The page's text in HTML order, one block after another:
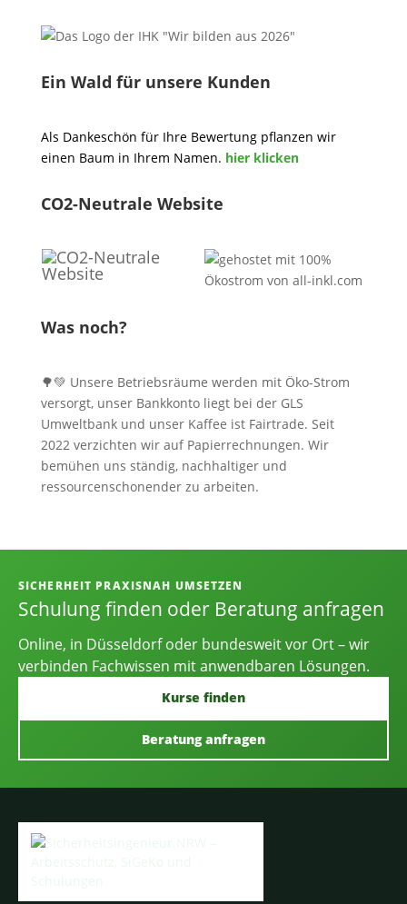
Ein Wald für unsere Kunden
Als Dankeschön für Ihre Bewertung pflanzen wir
einen Baum in Ihrem Namen. hier klicken
CO2-Neutrale Website
Was noch?
🌳💚 Unsere Betriebsräume werden mit Öko-Strom
versorgt, unser Bankkonto liegt bei der GLS
Umweltbank und unser Kaffee ist Fairtrade. Seit
2022 verzichten wir auf Papierrechnungen. Wir
bemühen uns ständig, nachhaltiger und
ressourcenschonender zu arbeiten.
Informationen, Kontakt und
SICHERHEIT PRAXISNAH UMSETZEN
Schulung finden oder Beratung anfragen
Online, in Düsseldorf oder bundesweit vor Ort – wir
verbinden Fachwissen mit anwendbaren Lösungen.
Kurse finden
Beratung anfragen